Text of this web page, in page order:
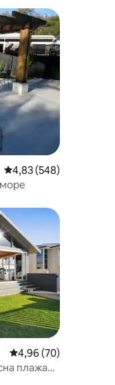
Просечна оцена: 4,83
4,83 (548)
Просечна оцена:
4,96 (70)
плажа